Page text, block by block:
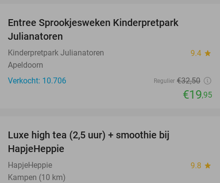
Entree Sprookjesweken Kinderpretpark
Julianatoren
Kinderpretpark Julianatoren 9.4 star
Apeldoorn
Verkocht: 10.706
Regulier €32,50
€19,95
Luxe high tea (2,5 uur) + smoothie bij
HapjeHeppie
HapjeHeppie 9.8 star
Kampen (10 km)